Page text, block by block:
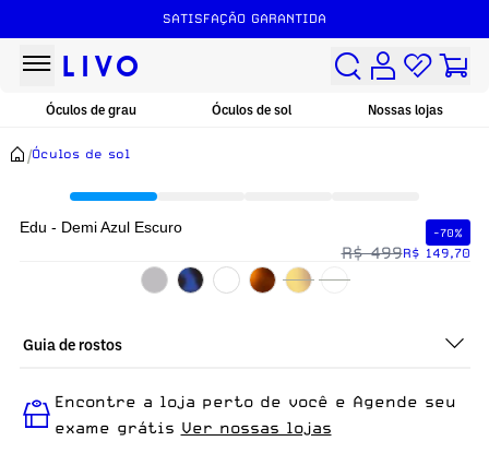
SATISFAÇÃO GARANTIDA
Óculos de grau Óculos de sol Nossas lojas
/Óculos de sol
Edu - Demi Azul Escuro -70%
R$ 499R$ 149,70
Guia de rostos
é ideal para quem busca um óculos confortável para o dia a
dia.
Encontre a loja perto de você e Agende seu
exame grátis Ver nossas lojas